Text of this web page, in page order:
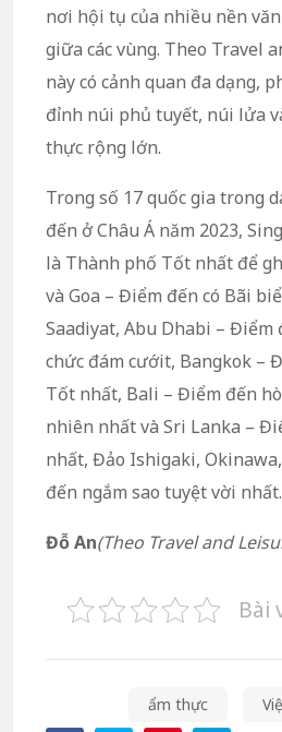
nơi hội tụ của nhiều nền
giữa các vùng. Theo Travel
này có cảnh quan đa dạng,
đỉnh núi phủ tuyết, núi lửa
thực rộng lớn.
Trong số 17 quốc gia trong
đến ở Châu Á năm 2023,
là Thành phố Tốt nhất để
và Goa – Điểm đến có Bãi
Saadiyat, Abu Dhabi –
chức đám cướit, Bangkok –
Tốt nhất, Bali – Điểm đến
nhiên nhất và Sri Lanka –
nhất, Đảo Ishigaki,
đến ngắm sao tuyệt vời
Đỗ An(Theo Travel and
Bài
ẩm thực